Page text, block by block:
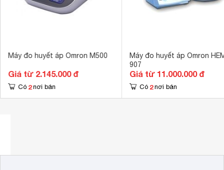
Máy đo huyết áp Omron M500
Giá từ 2.145.000 đ
Có 2 nơi bán
Máy đo huyết áp Omron
907
Giá từ 11.000.000 đ
Có 2 nơi bán